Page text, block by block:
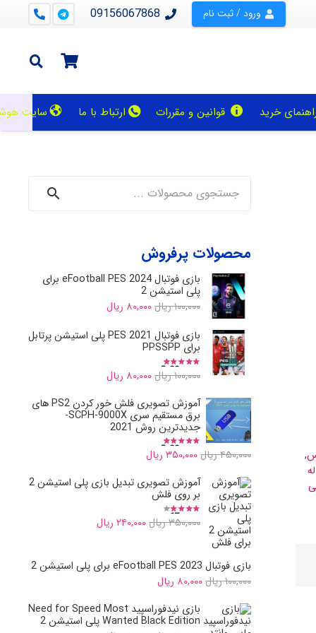
ورود / ثبت نام 09156067868
خرید قوانین و مقررات ارتباط با ما سایت
,
محصولات پرفروش
بازی فوتبال eFootball PES 2024 برای
پلی استیشن 2
۱۰۰,۰۰۰ریالOriginal
was:
۸۰,۰۰۰ ریالCurrent
is:
بازی فوتبال PES 2021 پلی استیشن پرتابل
برای PPSSPP
5.00از 5 ۱۰۰,۰۰۰ریالOriginal
was:
۱۰۰,۰۰۰ ریال.
۸۰,۰۰۰ ریالCurrent
is:
آموزش تصویری فلش خور کردن PS2 های
برق مستقیم سری SCPH-9000X-
جدیدترین روش 2021
5.00 از 5 ۴۵۰,۰۰۰ریالOriginal
price
was:
۴۵۰,۰۰۰ ریال.
۳۵۰,۰۰۰ ریالCurrent
is:
آموزش تصویری تبدیل بازی پلی استیشن 2
بر روی فلش
نمره3.67 از 5 ۳۵۰,۰۰۰ریالOriginal
was:
۲۴۰,۰۰۰ ریالCurrent
is:
بازی فوتبال eFootball PES 2023 برای پلی استیشن 2
۱۰۰,۰۰۰ریالOriginal
price
was:
۸۰,۰۰۰ ریالCurrent
price
is:
بازی نیدفوراسپید Need for Speed Most
Wanted Black Edition پلی استیشن 2